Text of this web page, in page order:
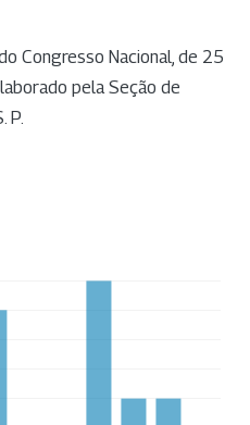
Congresso Nacional, de 25
pela Seção de
P.